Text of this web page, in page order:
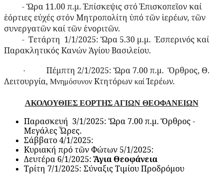
- Ὥρα 11.00 π.μ. Ἐπίσκεψις στό Ἐπισκοπεῖον καί
ἑόρτιες εὐχές στόνΜητροπολίτη ὑπό τῶν ἱερέων, τῶν
συνεργατῶν καί τῶν ἐνοριτῶν.
- Τετάρτη 1/1/2025: Ὥρα 5.30 μ.μ.Ἑσπερινός καί
Παρακλητικός Κανών Ἁγίου Βασιλείου.
· Πέμπτη 2/1/2025: Ὥρα 7.00 π.μ. Ὄρθρος, Θ.
Λειτουργία, Μνημόσυνον Κτητόρων καίἹερέων.
ΑΚΟΛΟΥΘΙΕΣ ΕΟΡΤΗΣ ΑΓΙΩΝ ΘΕΟΦΑΝΕΙΩΝ
Παρασκευή 3/1/2025: Ὥρα 7.00 π.μ. Ὄρθρος -
Μεγάλες Ὧρες.
Σάββατο 4/1/2025:
Κυριακή πρό τῶν Φώτων 5/1/2025:
Δευτέρα 6/1/2025:Ἅγια Θεοφάνεια
Τρίτη 7/1/2025: Σύναξις Τιμίου Προδρόμου